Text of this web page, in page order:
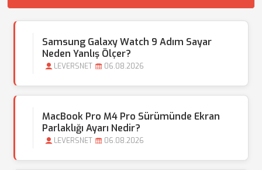
Samsung Galaxy Watch 9 Adım Sayar
Neden Yanlış Ölçer?
LEVERSNET 06.08.2026
MacBook Pro M4 Pro Sürümünde Ekran
Parlaklığı Ayarı Nedir?
LEVERSNET 06.08.2026